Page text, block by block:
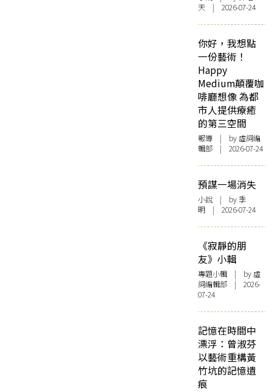
天 | 2026-07-24
你好，我想點
一份藝術！
Happy
Medium顛覆咖
啡廳想像 為都
市人提供療癒
的第三空間
報導 | by 虛詞編
輯部 | 2026-07-24
預謀一場消失
小說 | by 季
明 | 2026-07-24
《寂靜的朋
友》小輯
專題小輯 | by 虛
詞編輯部 | 2026-
07-24
記憶在時間中
漂浮：曾淑芬
以藝術重構黃
竹坑的記憶遺
痕